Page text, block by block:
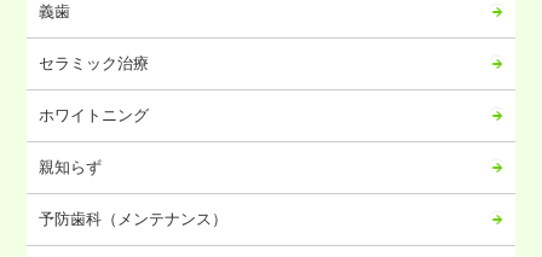
2023年10月
2023年09月
2023年08月
2023年07月
2023年06月
2023年05月
2023年04月
義歯
セラミック治療
ホワイトニング
親知らず
予防歯科（メンテナンス）